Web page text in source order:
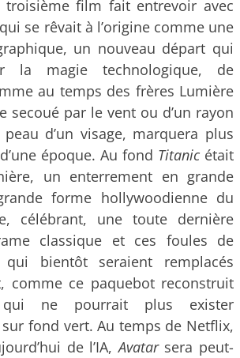
troisième film fait entrevoir avec
se rêvait à l’origine comme une
un nouveau départ qui
la magie technologique, de
au temps des frères Lumière
secoué par le vent ou d’un rayon
d’un visage, marquera plus
époque. Au fond Titanic était
un enterrement en grande
forme hollywoodienne du
célébrant, une toute dernière
classique et ces foules de
bientôt seraient remplacés
comme ce paquebot reconstruit
qui ne pourrait plus exister
fond vert. Au temps de Netflix,
de l’IA,Avatarsera peut-